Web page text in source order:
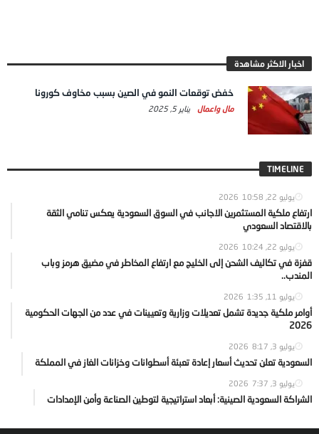
اخبار الاكثر مشاهدة
خفض توقعات النمو في الصين بسبب مخاوف كورونا
مال واعمال يناير 5, 2025
TIMELINE
يوليو 22, 2026 10:58
ارتفاع ملكية المستثمرين الاجانب في السوق السعودية يعكس تنامي الثقة
بالاقتصاد السعودي
يوليو 22, 2026 10:24
قفزة في تكاليف الشحن إلى الخليج مع ارتفاع المخاطر في مضيق هرمز وباب
المندب..
يوليو 11, 2026 1:35
أوامر ملكية جديدة تشمل تعديلات وزارية وتعيينات في عدد من الجهات الحكومية
2026
يوليو 3, 2026 8:17
السعودية تعلن تحديث أسعار إعادة تعبئة أسطوانات وخزانات الغاز في المملكة
يوليو 3, 2026 7:37
الشراكة السعودية الصينية: أبعاد استراتيجية لتوطين الصناعة وأمن الإمدادات